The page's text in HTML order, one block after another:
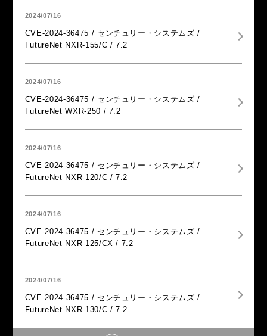
2024/07/16
CVE-2024-36475 / センチュリー・システムズ /
FutureNet NXR-155/C / 7.2
2024/07/16
CVE-2024-36475 / センチュリー・システムズ /
FutureNet WXR-250 / 7.2
2024/07/16
CVE-2024-36475 / センチュリー・システムズ /
FutureNet NXR-120/C / 7.2
2024/07/16
CVE-2024-36475 / センチュリー・システムズ /
FutureNet NXR-125/CX / 7.2
2024/07/16
CVE-2024-36475 / センチュリー・システムズ /
FutureNet NXR-130/C / 7.2